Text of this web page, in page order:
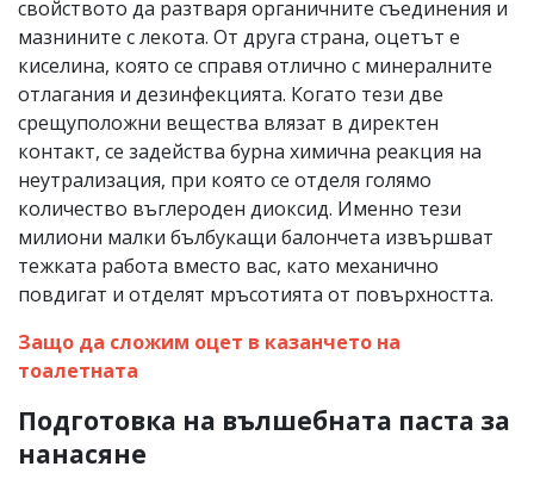
свойството да разтваря органичните съединения и
мазнините с лекота. От друга страна, оцетът е
киселина, която се справя отлично с минералните
отлагания и дезинфекцията. Когато тези две
срещуположни вещества влязат в директен
контакт, се задейства бурна химична реакция на
неутрализация, при която се отделя голямо
количество въглероден диоксид. Именно тези
милиони малки бълбукащи балончета извършват
тежката работа вместо вас, като механично
повдигат и отделят мръсотията от повърхността.
Защо да сложим оцет в казанчето на
тоалетната
Подготовка на вълшебната паста за
нанасяне